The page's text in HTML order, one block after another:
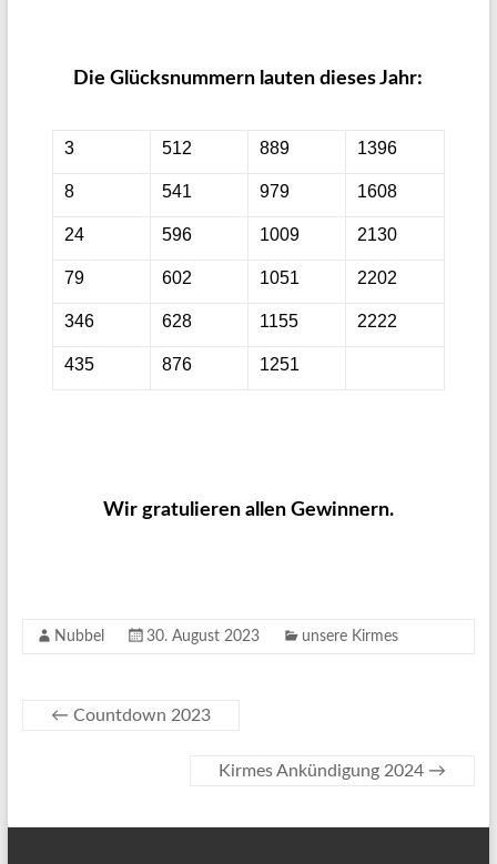
Die Glücksnummern lauten dieses Jahr:
3 512 889 1396
8 541 979 1608
24 596 1009 2130
79 602 1051 2202
346 628 1155 2222
435 876 1251
Wir gratulieren allen Gewinnern.
Nubbel 30. August 2023 unsere Kirmes
← Countdown 2023
Kirmes Ankündigung 2024 →